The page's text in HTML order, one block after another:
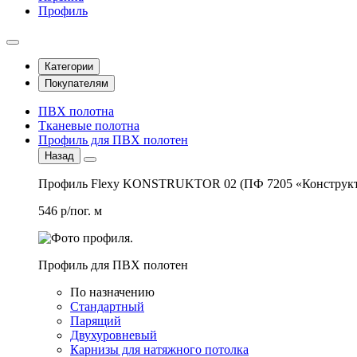
Профиль
Категории
Покупателям
ПВХ полотна
Тканевые полотна
Профиль для ПВХ полотен
Назад
Профиль Flexy KONSTRUKTOR 02 (ПФ 7205
546 р/пог. м
Профиль для ПВХ полотен
По назначению
Стандартный
Парящий
Двухуровневый
Карнизы для натяжного потолка